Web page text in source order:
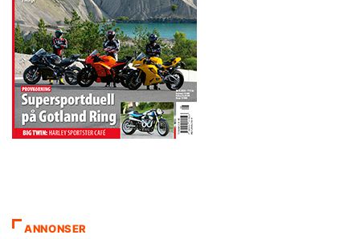
ANNONSER